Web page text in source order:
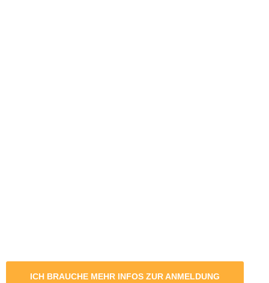
ICH BRAUCHE MEHR INFOS ZUR ANMELDUNG